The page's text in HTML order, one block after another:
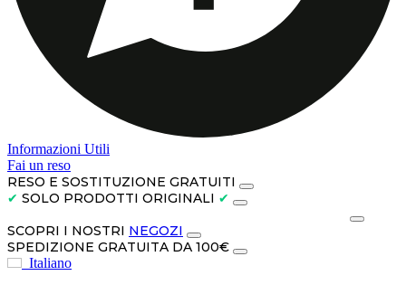
Informazioni Utili
Fai un reso
RESO E SOSTITUZIONE GRATUITI
✔ SOLO PRODOTTI ORIGINALI ✔
SCOPRI I NOSTRI NEGOZI
SPEDIZIONE GRATUITA DA 100€
Italiano